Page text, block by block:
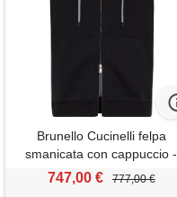
Brunello Cucinelli felpa
smanicata con cappuccio -
nero
747,00 € 777,00 €